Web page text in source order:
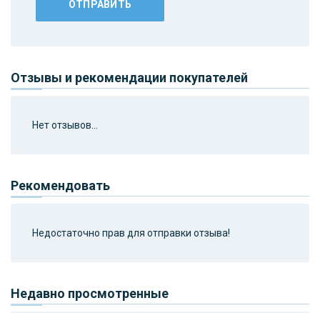
Отзывы и рекомендации покупателей
Нет отзывов...
Рекомендовать
Недостаточно прав для отправки отзыва!
Недавно просмотренные